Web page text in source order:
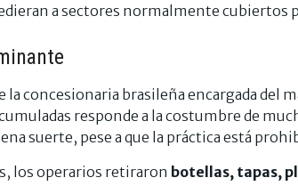
a sectores normalmente cubiertos
la concesionaria brasileña encargada del
responde a la costumbre de
suerte, pese a que la práctica está
los operarios retiraron botellas, tapas,